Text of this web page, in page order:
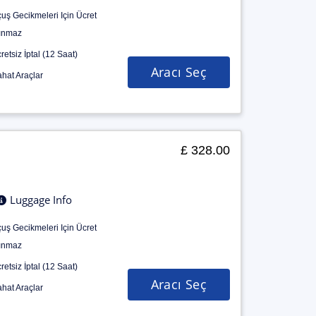
Gecikmeleri Için Ücret
İptal (12 Saat)
Araçlar Aracı Seç
Luggage Info
Gecikmeleri Için Ücret
İptal (12 Saat)
Araçlar
£ 328.00
Aracı Seç